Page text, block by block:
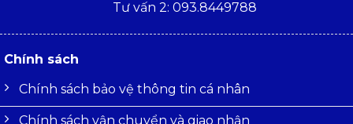
Tư vấn 2: 093.8449788
Chính sách
Chính sách bảo vệ thông tin cá nhân
Chính sách vận chuyển và giao nhận